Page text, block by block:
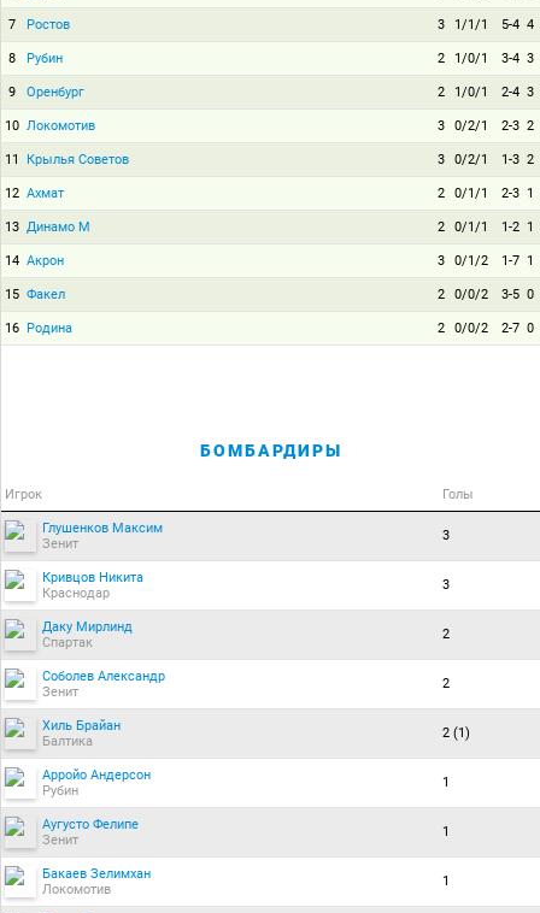
7 Ростов 3 1/1/1 5-4 4
8 Рубин 2 1/0/1 3-4 3
9 Оренбург 2 1/0/1 2-4 3
10 Локомотив 3 0/2/1 2-3 2
11 Крылья Советов 3 0/2/1 1-3 2
12 Ахмат 2 0/1/1 2-3 1
13 Динамо М 2 0/1/1 1-2 1
14 Акрон 3 0/1/2 1-7 1
15 Факел 2 0/0/2 3-5 0
16 Родина 2 0/0/2 2-7 0
БОМБАРДИРЫ
Игрок Голы
Глушенков Максим
Зенит
3
Кривцов Никита
Краснодар
3
Даку Мирлинд
Спартак
2
Соболев Александр
Зенит
2
Хиль Брайан
Балтика
2 (1)
Арройо Андерсон
Рубин
1
Аугусто Фелипе
Зенит
1
Бакаев Зелимхан
Локомотив
1